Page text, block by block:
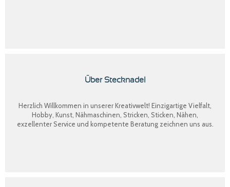
Über Stecknadel
Herzlich Willkommen in unserer Kreativwelt! Einzigartige Vielfalt,
Hobby, Kunst, Nähmaschinen, Stricken, Sticken, Nähen,
exzellenter Service und kompetente Beratung zeichnen uns aus.